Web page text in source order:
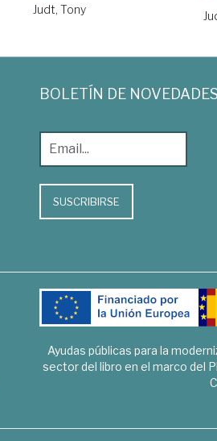
Judt, Tony
BOLETÍN DE NOVEDADES
SUSCRIBIRSE
Ayudas públicas para la
sector del libro en el marco del